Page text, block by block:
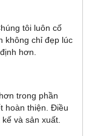
tôi luôn cố
không chỉ đẹp lúc
hơn.
trong phần
hoàn thiện. Điều
và sản xuất.